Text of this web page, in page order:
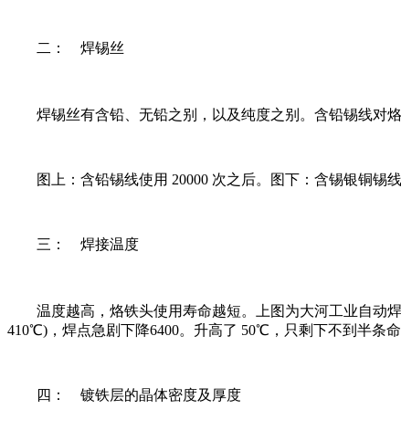
二： 焊锡丝
焊锡丝有含铅、无铅之别，以及纯度之别。含铅锡线对
图上：含铅锡线使用 20000 次之后。图下：含锡银铜锡线
三： 焊接温度
温度越高，烙铁头使用寿命越短。上图为大河工业自动焊
410℃)，焊点急剧下降6400。升高了 50℃，只剩下不到半条
四： 镀铁层的晶体密度及厚度